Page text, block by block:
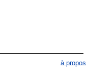
à propos